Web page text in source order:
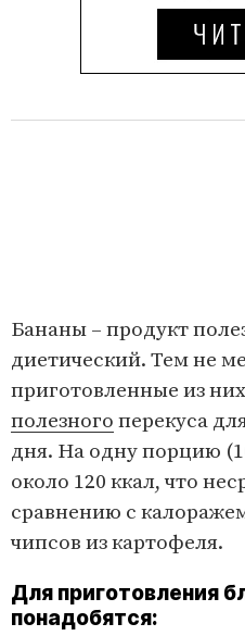
Бананы – продукт
диетический. Тем не
приготовленные из
полезного перекуса
дня. На одну порцию
около 120 ккал, что
сравнению с
чипсов из картофеля.
Для приготовления
понадобятся: